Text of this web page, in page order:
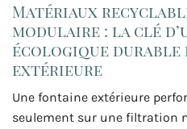
Matériaux
modulaire : la clé
écologique
extérieure
Une fontaine extérieure
seulement sur une filtration